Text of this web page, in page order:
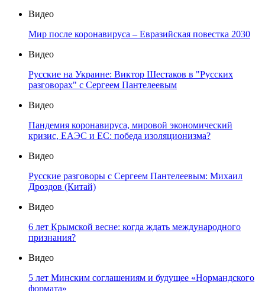
Видео
Мир после коронавируса – Евразийская повестка 2030
Видео
Русские на Украине: Виктор Шестаков в "Русских
разговорах" с Сергеем Пантелеевым
Видео
Пандемия коронавируса, мировой экономический
кризис, ЕАЭС и ЕС: победа изоляционизма?
Видео
Русские разговоры с Сергеем Пантелеевым: Михаил
Дроздов (Китай)
Видео
6 лет Крымской весне: когда ждать международного
признания?
Видео
5 лет Минским соглашениям и будущее «Нормандского
формата»